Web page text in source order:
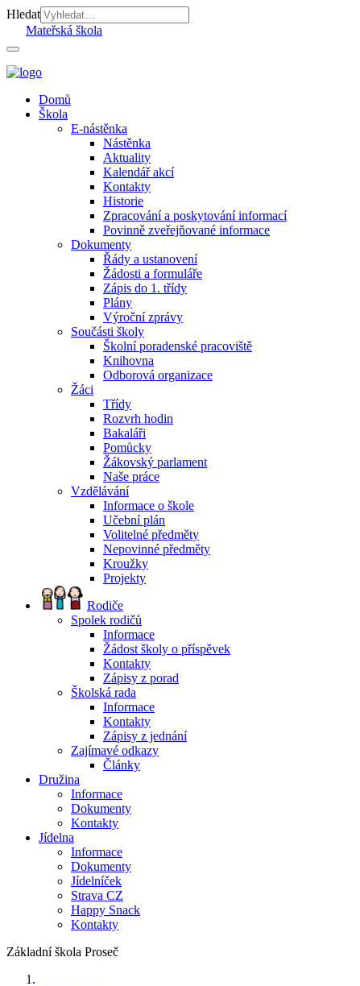
Hledat
Mateřská škola
Domů
Škola
E-nástěnka
Nástěnka
Aktuality
Kalendář akcí
Kontakty
Historie
Zpracování a poskytování informací
Povinně zveřejňované informace
Dokumenty
Řády a ustanovení
Žádosti a formuláře
Zápis do 1. třídy
Plány
Výroční zprávy
Součásti školy
Školní poradenské pracoviště
Knihovna
Odborová organizace
Žáci
Třídy
Rozvrh hodin
Bakaláři
Pomůcky
Žákovský parlament
Naše práce
Vzdělávání
Informace o škole
Učební plán
Volitelné předměty
Nepovinné předměty
Kroužky
Projekty
Rodiče
Spolek rodičů
Informace
Žádost školy o příspěvek
Kontakty
Zápisy z porad
Školská rada
Informace
Kontakty
Zápisy z jednání
Zajímavé odkazy
Články
Družina
Informace
Dokumenty
Kontakty
Jídelna
Informace
Dokumenty
Jídelníček
Strava CZ
Happy Snack
Kontakty
Základní škola Proseč